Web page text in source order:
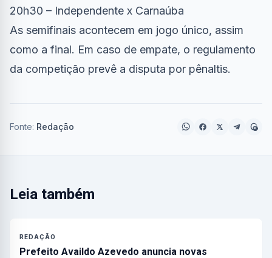
20h30 – Independente x Carnaúba
As semifinais acontecem em jogo único, assim
como a final. Em caso de empate, o regulamento
da competição prevê a disputa por pênaltis.
Fonte: Redação
Leia também
REDAÇÃO
Prefeito Availdo Azevedo anuncia novas